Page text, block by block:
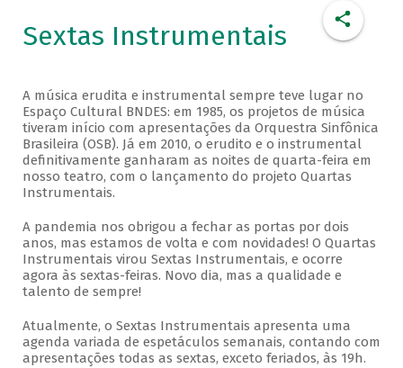
Sextas Instrumentais
A música erudita e instrumental sempre teve lugar no
Espaço Cultural BNDES: em 1985, os projetos de música
tiveram início com apresentações da Orquestra Sinfônica
Brasileira (OSB). Já em 2010, o erudito e o instrumental
definitivamente ganharam as noites de quarta-feira em
nosso teatro, com o lançamento do projeto Quartas
Instrumentais.
A pandemia nos obrigou a fechar as portas por dois
anos, mas estamos de volta e com novidades! O Quartas
Instrumentais virou Sextas Instrumentais, e ocorre
agora às sextas-feiras. Novo dia, mas a qualidade e
talento de sempre!
Atualmente, o Sextas Instrumentais apresenta uma
agenda variada de espetáculos semanais, contando com
apresentações todas as sextas, exceto feriados, às 19h.